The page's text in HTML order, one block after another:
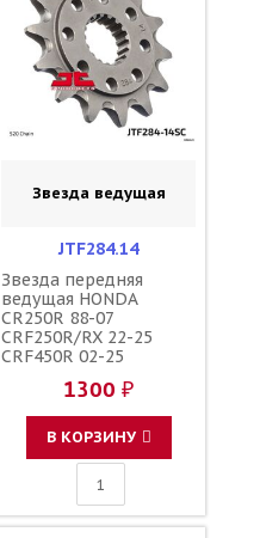
Звезда ведущая
JTF284.14
Звезда передняя
ведущая HONDA
CR250R 88-07
CRF250R/RX 22-25
CRF450R 02-25
CRF450RX 17-25
CR500R 88-01 зубов 14
/ SUNSTAR JTF284 253-
871 23802-HP1-670
1300 ₽
В КОРЗИНУ